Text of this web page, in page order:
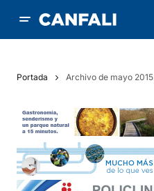
Portada Archivo de mayo 2015